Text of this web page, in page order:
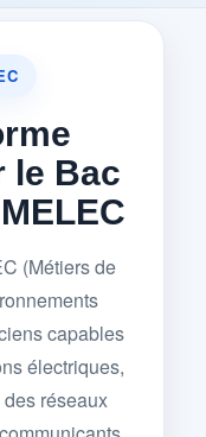
le Bac
(Métiers de
capables
électriques,
réseaux